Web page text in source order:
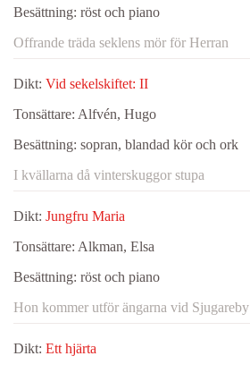
Besättning: röst och piano
Offrande träda seklens mör för Herran
Dikt: Vid sekelskiftet: II
Tonsättare: Alfvén, Hugo
Besättning: sopran, blandad kör och ork
I kvällarna då vinterskuggor stupa
Dikt: Jungfru Maria
Tonsättare: Alkman, Elsa
Besättning: röst och piano
Hon kommer utför ängarna vid Sjugareby
Dikt: Ett hjärta